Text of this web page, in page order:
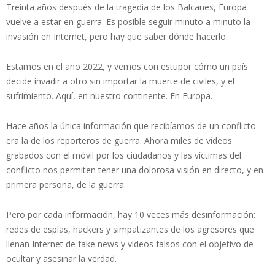
Treinta años después de la tragedia de los Balcanes, Europa
vuelve a estar en guerra. Es posible seguir minuto a minuto la
invasión en Internet, pero hay que saber dónde hacerlo.
Estamos en el año 2022, y vemos con estupor cómo un país
decide invadir a otro sin importar la muerte de civiles, y el
sufrimiento. Aquí, en nuestro continente. En Europa.
Hace años la única información que recibíamos de un conflicto
era la de los reporteros de guerra. Ahora miles de vídeos
grabados con el móvil por los ciudadanos y las víctimas del
conflicto nos permiten tener una dolorosa visión en directo, y en
primera persona, de la guerra.
Pero por cada información, hay 10 veces más desinformación:
redes de espías, hackers y simpatizantes de los agresores que
llenan Internet de fake news y vídeos falsos con el objetivo de
ocultar y asesinar la verdad.